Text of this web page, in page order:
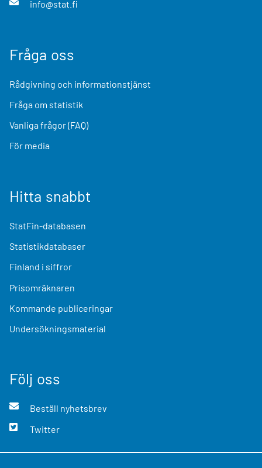
info@stat.fi
Fråga oss
Rådgivning och informationstjänst
Fråga om statistik
Vanliga frågor (FAQ)
För media
Hitta snabbt
StatFin-databasen
Statistikdatabaser
Finland i siffror
Prisomräknaren
Kommande publiceringar
Undersökningsmaterial
Följ oss
Beställ nyhetsbrev
Twitter